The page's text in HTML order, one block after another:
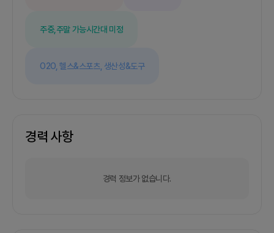
주중,주말 가능시간대 미정
O2O, 헬스&스포츠, 생산성&도구
경력 사항
경력 정보가 없습니다.